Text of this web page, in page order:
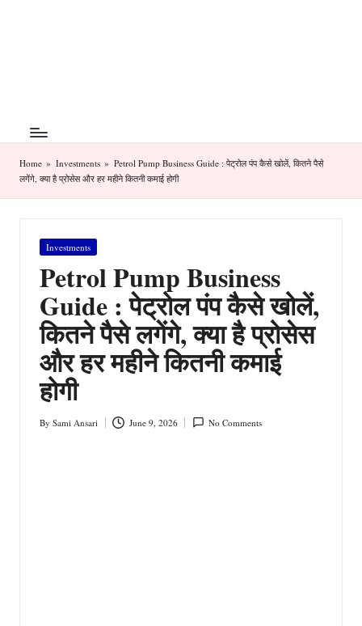
M
o
n
ey
Home » Investments » Petrol Pump Business Guide : पेट्रोल पंप कैसे खोलें, कितने पैसे
लगेंगे, क्या है प्रोसेस और हर महीने कितनी कमाई होगी
Posted
Investments
Petrol Pump Business
Guide : पेट्रोल पंप कैसे खोलें,
कितने पैसे लगेंगे, क्या है प्रोसेस
और हर महीने कितनी कमाई
होगी
Posted
By Sami Ansari June 9, 2026 No Comments